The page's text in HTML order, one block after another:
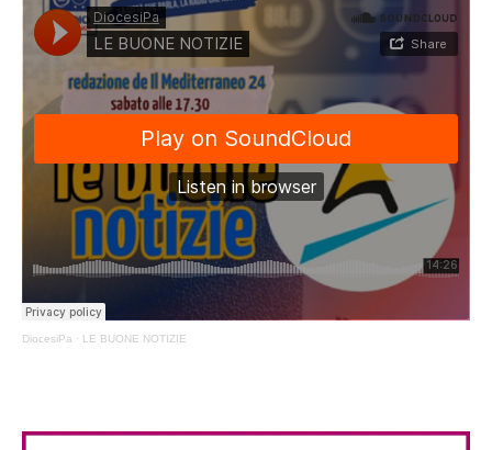
DiocesiPa · LE BUONE NOTIZIE